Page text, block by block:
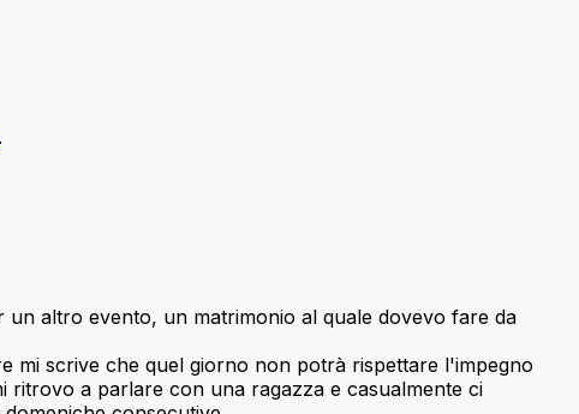
.
un altro evento, un matrimonio al quale dovevo fare da
mi scrive che quel giorno non potrà rispettare l'impegno
ritrovo a parlare con una ragazza e casualmente ci